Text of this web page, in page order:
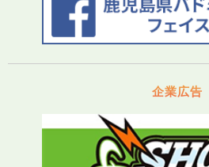
企業広告